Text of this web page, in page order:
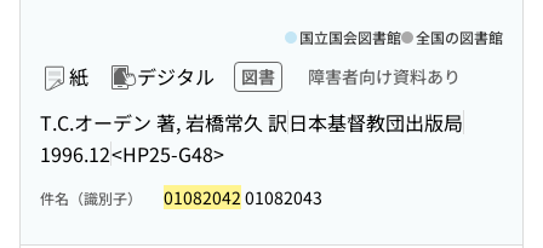
紙 デジタル 図書 障害者向け資料あり
T.C.オーデン 著, 岩橋常久 訳日本基督教団出版局
1996.12<HP25-G48>
国立国会図書館 全国の図書館
件名（識別子） 01082042 01082043